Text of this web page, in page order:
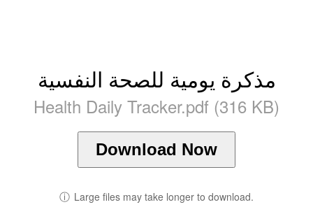
مذكرة يومية للصحة النفسية
Health Daily Tracker.pdf (316 KB)
Download Now
ⓘ Large files may take longer to download.